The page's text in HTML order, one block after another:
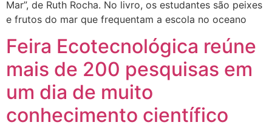
Mar”, de Ruth Rocha. No livro, os estudantes são peixes
e frutos do mar que frequentam a escola no oceano
Feira Ecotecnológica reúne
mais de 200 pesquisas em
um dia de muito
conhecimento científico